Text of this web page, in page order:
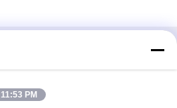
11:53 PM